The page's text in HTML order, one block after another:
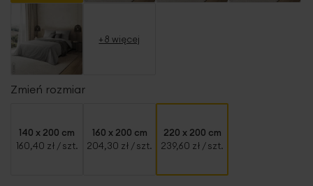
+8 więcej
Zmień rozmiar
140 x 200 cm
160,40 zł / szt.
160 x 200 cm
204,30 zł / szt.
220 x 200 cm
239,60 zł / szt.